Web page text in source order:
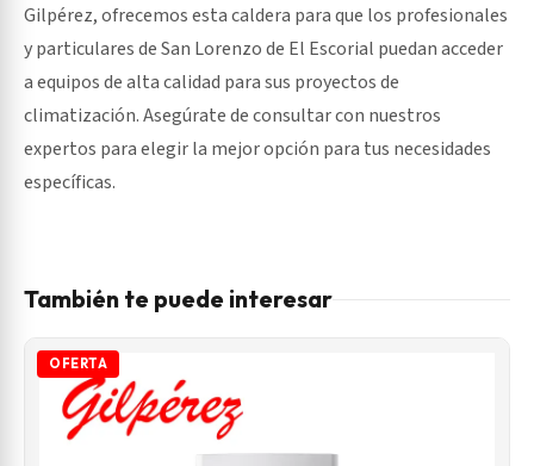
Gilpérez, ofrecemos esta caldera para que los profesionales
y particulares de San Lorenzo de El Escorial puedan acceder
a equipos de alta calidad para sus proyectos de
climatización. Asegúrate de consultar con nuestros
expertos para elegir la mejor opción para tus necesidades
específicas.
También te puede interesar
OFERTA